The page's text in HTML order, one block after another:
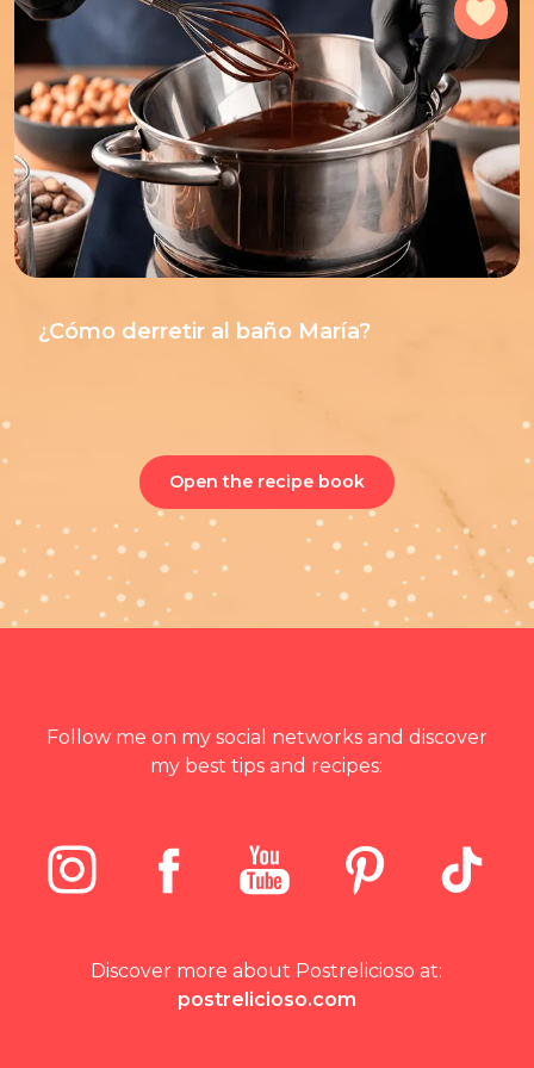
¿Cómo derretir al baño María?
Open the recipe book
Follow me on my social networks and discover
my best tips and recipes:
Discover more about Postrelicioso at:
postrelicioso.com